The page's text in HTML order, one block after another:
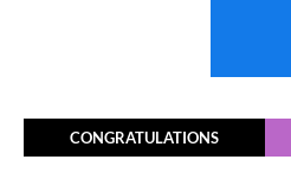
CONGRATULATIONS